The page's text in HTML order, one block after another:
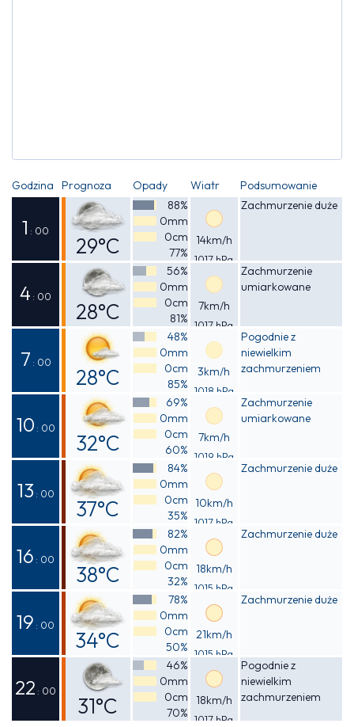
Godzina Prognoza Opady Wiatr Podsumowanie
1 : 00
29°C
Odczuwalna
33°C
88%
0mm
0cm
77%
14km/h
1017 hPa
Zachmurzenie duże
4 : 00
28°C
Odczuwalna
32°C
56%
0mm
0cm
81%
7km/h
1017 hPa
Zachmurzenie
umiarkowane
7 : 00
28°C
Odczuwalna
31°C
48%
0mm
0cm
85%
3km/h
1018 hPa
Pogodnie z
niewielkim
zachmurzeniem
10 : 00
32°C
Odczuwalna
36°C
69%
0mm
0cm
60%
7km/h
1019 hPa
Zachmurzenie
umiarkowane
13 : 00
37°C
Odczuwalna
39°C
84%
0mm
0cm
35%
10km/h
1017 hPa
Zachmurzenie duże
16 : 00
38°C
Odczuwalna
40°C
82%
0mm
0cm
32%
18km/h
1015 hPa
Zachmurzenie duże
19 : 00
34°C
Odczuwalna
38°C
78%
0mm
0cm
50%
21km/h
1015 hPa
Zachmurzenie duże
22 : 00
31°C
46%
0mm
0cm
70%
18km/h
1017 hPa
Pogodnie z
niewielkim
zachmurzeniem